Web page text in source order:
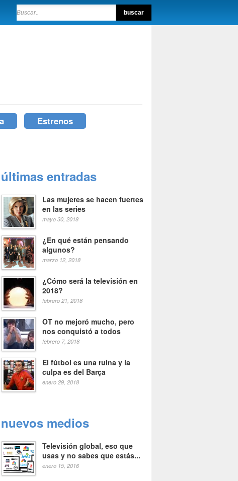
Estrenos
últimas entradas
Las mujeres se hacen fuertes
en las series
mayo 30, 2018
¿En qué están pensando
algunos?
marzo 12, 2018
¿Cómo será la televisión en
2018?
febrero 21, 2018
OT no mejoró mucho, pero
nos conquistó a todos
febrero 7, 2018
El fútbol es una ruina y la
culpa es del Barça
enero 29, 2018
nuevos medios
Televisión global, eso que
usas y no sabes que estás...
enero 15, 2016